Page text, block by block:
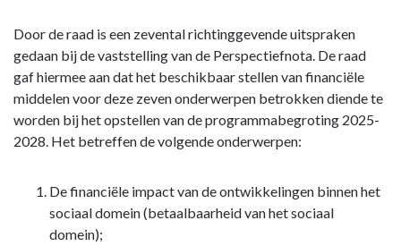
Door de raad is een zevental richtinggevende uitspraken
gedaan bij de vaststelling van de Perspectiefnota. De raad
gaf hiermee aan dat het beschikbaar stellen van financiële
middelen voor deze zeven onderwerpen betrokken diende te
worden bij het opstellen van de programmabegroting 2025-
2028. Het betreffen de volgende onderwerpen:
De financiële impact van de ontwikkelingen binnen het
sociaal domein (betaalbaarheid van het sociaal
domein);